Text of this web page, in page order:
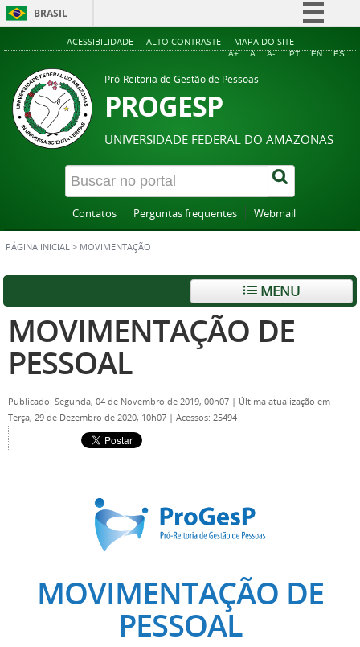
BRASIL
Simplifique!
Acesso à informação
Legislação
Canais
ACESSIBILIDADE ALTO CONTRASTE MAPA DO SITE
A+ A A- PT EN ES
Pró-Reitoria de Gestão de Pessoas
PROGESP
UNIVERSIDADE FEDERAL DO AMAZONAS
Contatos Perguntas frequentes Webmail
PÁGINA INICIAL > MOVIMENTAÇÃO
MENU
MOVIMENTAÇÃO DE
PESSOAL
Publicado: Segunda, 04 de Novembro de 2019, 00h07 | Última atualização em
Terça, 29 de Dezembro de 2020, 10h07 | Acessos: 25494
MOVIMENTAÇÃO DE
PESSOAL